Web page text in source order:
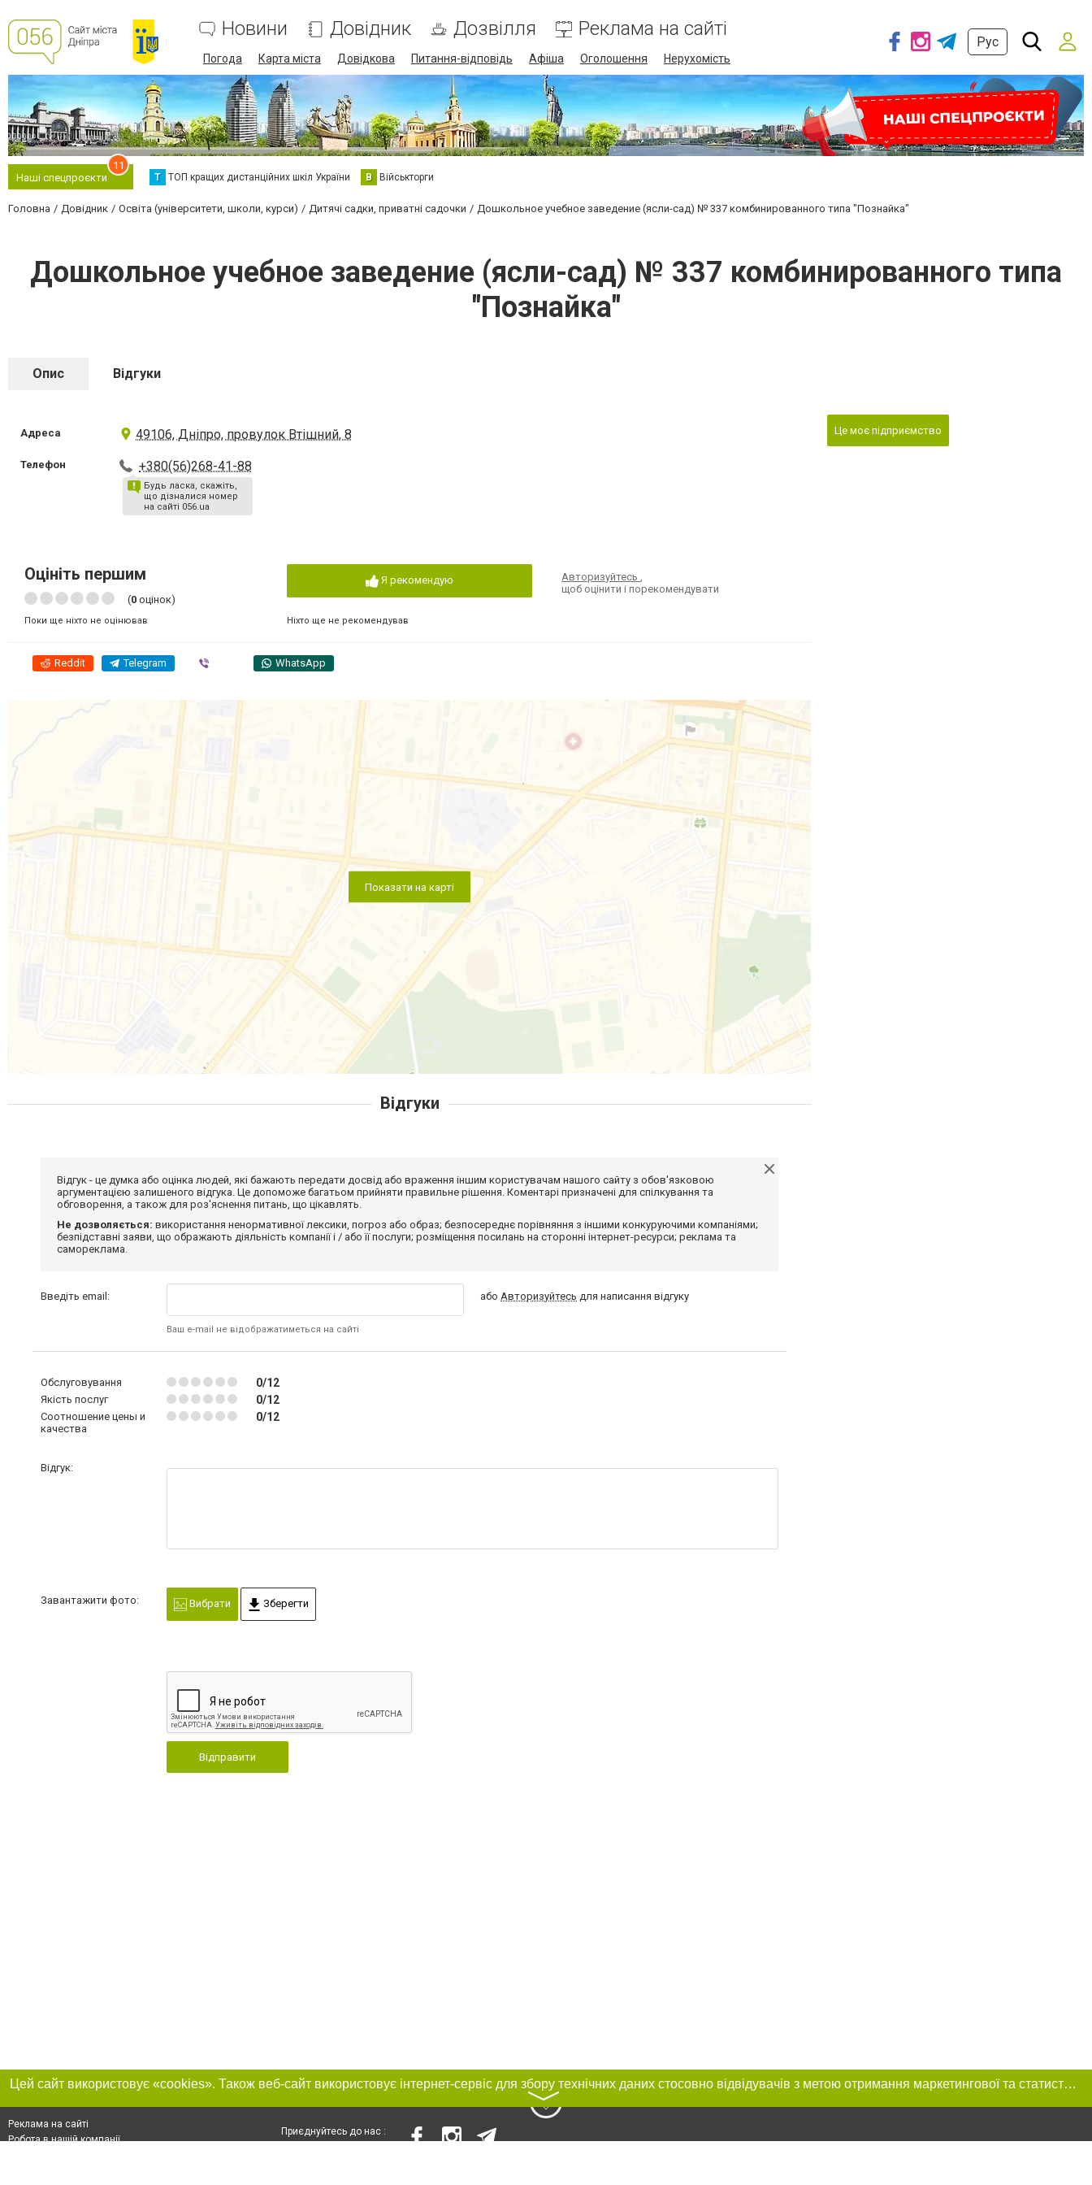
Новини Довідник Дозвілля Реклама на сайті
Погода Карта міста Довідкова Питання-відповідь Афіша Оголошення Нерухомість
Рус
Наші спецпроєкти
11
Т ТОП кращих дистанційних шкіл України В Військторги
Головна Довідник Освіта (університети, школи, курси) Дитячі садки, приватні садочки Дошкольное учебное заведение (ясли-сад) № 337 комбинированного типа "Познайка"
Дошкольное учебное заведение (ясли-сад) № 337 комбинированного типа
"Познайка"
Опис Відгуки
Адреса 49106, Дніпро, провулок Втішний, 8
Телефон +380(56)268-41-88
Будь ласка, скажіть,
що дізналися номер
на сайті 056.ua
Оцініть першим
(0 оцінок)
Поки ще ніхто не оцінював
Я рекомендую
Ніхто ще не рекомендував
Авторизуйтесь,
щоб оцінити і порекомендувати
Reddit Telegram WhatsApp
Показати на карті
Це моє підприємство
Відгуки
Відгук - це думка або оцінка людей, які бажають передати досвід або враження іншим користувачам нашого сайту з обов'язковою
аргументацією залишеного відгука. Це допоможе багатьом прийняти правильне рішення. Коментарі призначені для спілкування та
обговорення, а також для роз'яснення питань, що цікавлять.
Не дозволяється: використання ненормативної лексики, погроз або образ; безпосереднє порівняння з іншими конкуруючими компаніями;
безпідставні заяви, що ображають діяльність компанії і / або її послуги; розміщення посилань на сторонні інтернет-ресурси; реклама та
самореклама.
Введіть email:
Ваш e-mail не відображатиметься на сайті
абоАвторизуйтесь для написання відгуку
Обслуговування 0/12
Якість послуг 0/12
Соотношение цены и
качества
0/12
Відгук:
Завантажити фото: Вибрати Зберегти
Відправити
Цей сайт використовує «cookies». Також веб-сайт використовує інтернет-сервіс для збору технічних даних стосовно відвідувачів з метою отримання маркетингової та статистичної інформації. Умови обробки даних відвідувачів сайту див.
〉
Реклама на сайті
Робота в нашій компанії
Приєднуйтесь до нас :